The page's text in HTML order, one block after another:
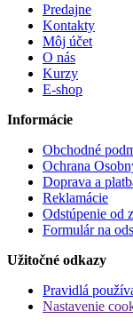
Predajne
Kontakty
Môj účet
O nás
Kurzy
E-shop
Informácie
Obchodné
Ochrana
Doprava a
Reklamácie
Odstúpenie od
Formulár na
Užitočné odkazy
Pravidlá
Nastavenie